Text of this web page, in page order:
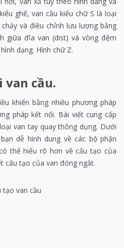
ghế, van cầu kiểu chữ S là loại
và điều chỉnh lưu lượng bằng
giữa đĩa van (dist) và vòng đệm
dạng. Hình chữ Z.
van cầu.
khiển bằng nhiều phương pháp
pháp kết nối. Bài viết cung cấp
van tay quay thông dụng. Dưới
dễ hình dung về các bộ phận
thể hiểu rõ hơn về cấu tạo của
cấu tạo của van đóng ngắt.